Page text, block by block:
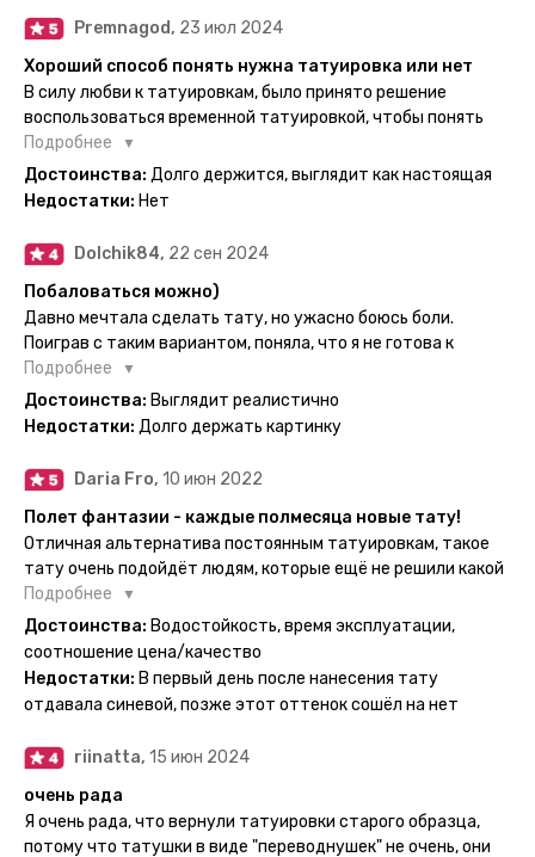
дизайнерским принтом. Комплектация набора: сами тату,
упакованные в специальные пакетики, салфетки,
инструкция по нанесению. Всё выглядит очень мило. Я уже
нанесла одну из них и сейчас жду результата. Всё очень
понятно объяснено, отдельным плюсом для меня стала
картинка с обозначениями тех мечт, где тату будет
держаться дольше всего. В общем всём советую и
рекомендую, буду заказывать ещё))
Premnagod, 23 июл 2024
Хороший способ понять нужна татуировка или нет
В силу любви к татуировкам, было принято решение
воспользоваться временной татуировкой, чтобы понять
хочется набивать настоящую или нет, как оказалось
смысла набивать нет, ведь можно постоянно делать
временные татуировки и в случае если одна не понравится
больше ничего и не нужно.
Подробнее
Достоинства: Долго держится, выглядит как настоящая
Недостатки: Нет
Dolchik84, 22 сен 2024
Побаловаться можно)
Давно мечтала сделать тату, но ужасно боюсь боли.
Поиграв с таким вариантом, поняла, что я не готова к
постоянной тату. Поэтому благодарю, что есть такая
возможность. Муж смог сделать тату в нескольких местах
одной картинкой).
Подробнее
Достоинства: Выглядит реалистично
Недостатки: Долго держать картинку
Daria Fro, 10 июн 2022
Полет фантазии - каждые полмесяца новые тату!
Отличная альтернатива постоянным татуировкам, такое
тату очень подойдёт людям, которые ещё не решили какой
эскиз им подойдёт на всю жизнь - продукт еверинк
держится на теле до 2 недель - после нанесения не нужно
бояться мочить такие тату, вода их так просто не смоет. К
рисункам прикладывается инструкция, но я предпочла
другой способ нанесения - оставила наклейку на теле на
ночь, чтобы точно перестраховаться - на утро эффект
сразу же проявился. На неподвижных частях тела тату
носится дольше, поэтому нужно обдуманно выбирать куда
её стоит наносить. Когда рисунок начнёт стираться -
водой спокойно можно убрать оставшийся контур.
Подробнее
Достоинства: Водостойкость, время эксплуатации,
соотношение цена/качество
Недостатки: В первый день после нанесения тату
отдавала синевой, позже этот оттенок сошёл на нет
riinatta, 15 июн 2024
очень рада
Я очень рада, что вернули татуировки старого образца,
потому что татушки в виде "переводнушек" не очень, они